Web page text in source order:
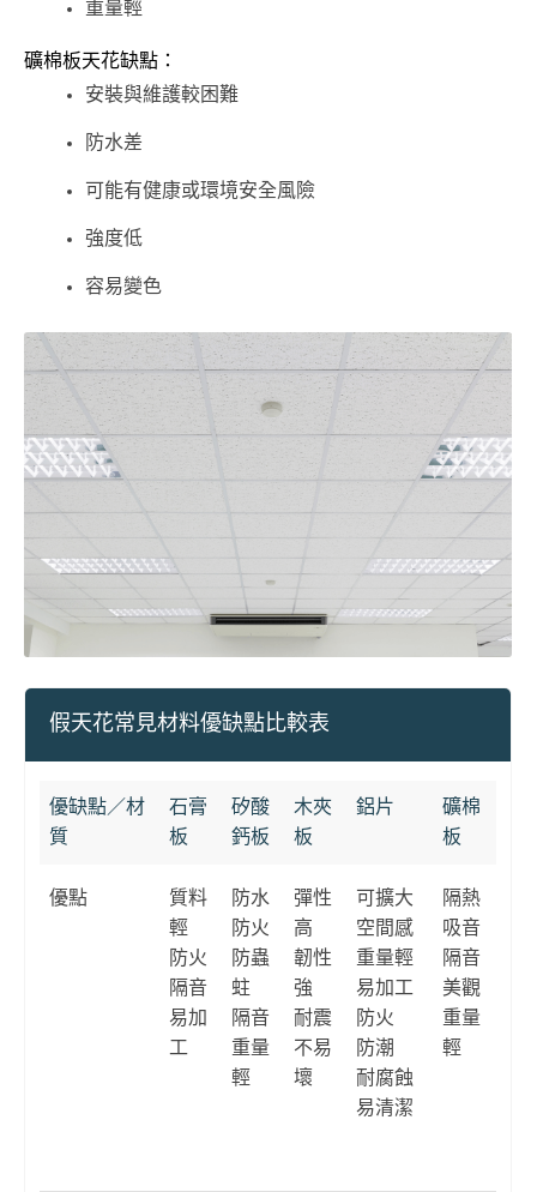
重量輕
礦棉板天花缺點：
安裝與維護較困難
防水差
可能有健康或環境安全風險
強度低
容易變色
假天花常見材料優缺點比較表
優缺點／材
質
石膏
板
矽酸
鈣板
木夾
板
鋁片
礦棉
板
優點
質料
輕
防火
隔音
易加
工
防水
防火
防蟲
蛀
隔音
重量
輕
彈性
高
韌性
強
耐震
不易
壞
可擴大
空間感
重量輕
易加工
防火
防潮
耐腐蝕
易清潔
隔熱
吸音
隔音
美觀
重量
輕